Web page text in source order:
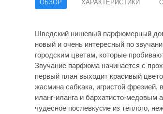
ОБЗОР ХАРАКТЕРИСТИКИ
Шведский нишевый парфюмерный
новый и очень интересный по
городским цветам, которые
Звучание парфюма начинается с
первый план выходит красивый
жасмина сабкака, игристой
иланг-иланга и бархатисто-
чудесное послевкусие из теплого,